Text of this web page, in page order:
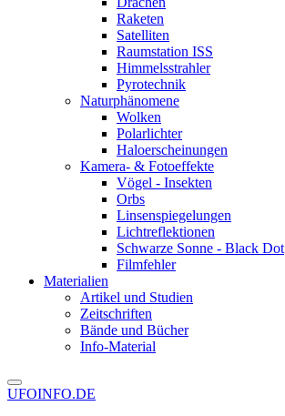
Raketen
Satelliten
Raumstation ISS
Himmelsstrahler
Pyrotechnik
Naturphänomene
Wolken
Polarlichter
Haloerscheinungen
Kamera- & Fotoeffekte
Vögel - Insekten
Orbs
Linsenspiegelungen
Lichtreflektionen
Schwarze Sonne - Black Dot
Filmfehler
Materialien
Artikel und Studien
Zeitschriften
Bände und Bücher
Info-Material
UFOINFO.DE